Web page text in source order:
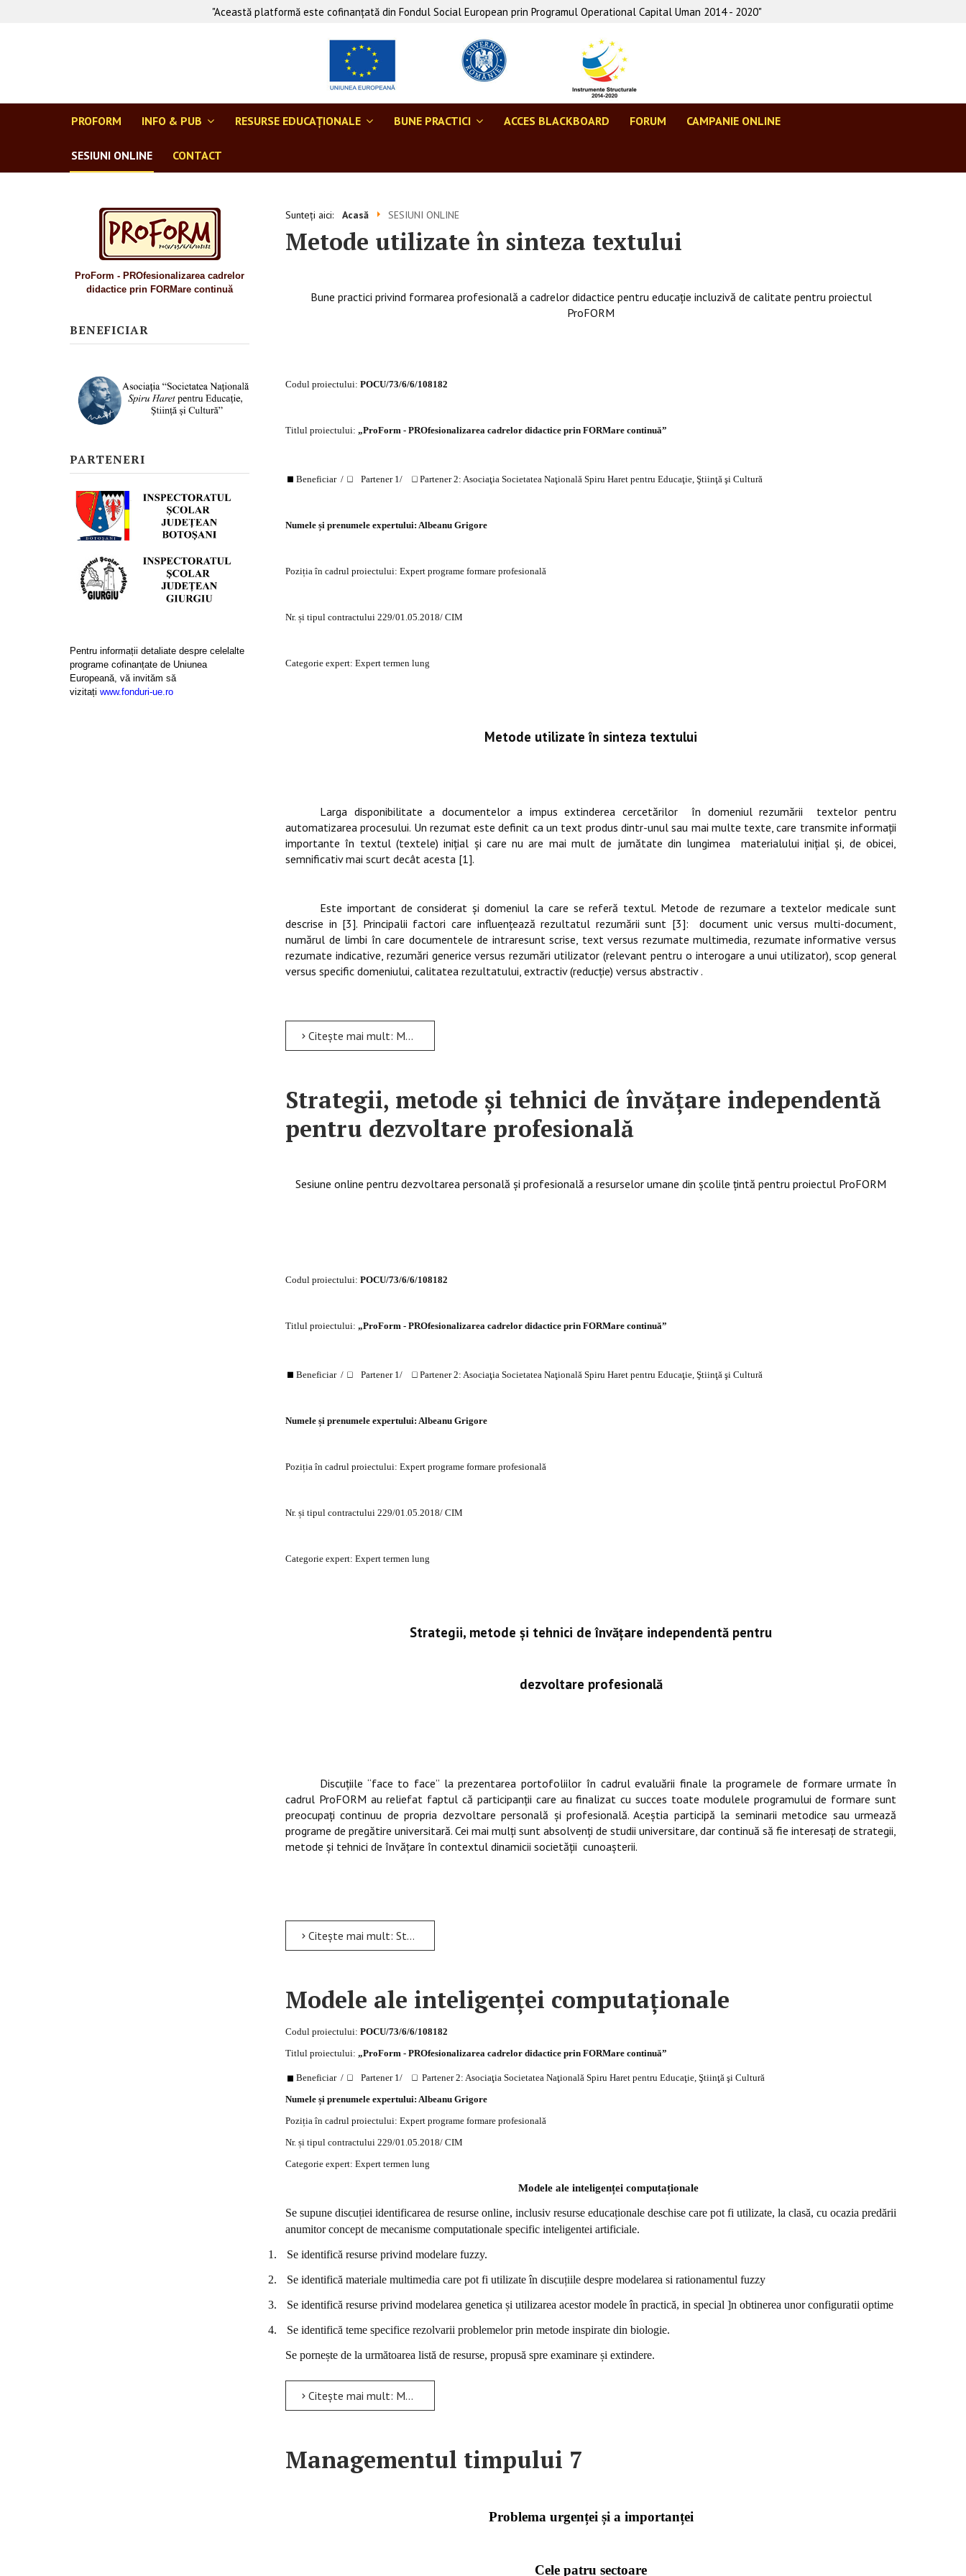
"Această platformă este cofinanţată din Fondul Social European prin Programul Operational Capital Uman 2014 - 2020"
PROFORM INFO & PUB RESURSE EDUCAŢIONALE BUNE PRACTICI ACCES BLACKBOARD FORUM CAMPANIE ONLINE
SESIUNI ONLINE CONTACT
ProForm - PROfesionalizarea cadrelor
didactice prin FORMare continuă
BENEFICIAR
PARTENERI
Pentru informații detaliate despre celelalte
programe cofinanțate de Uniunea
Europeană, vă invităm să
vizitați www.fonduri-ue.ro
Sunteți aici: Acasă SESIUNI ONLINE
Metode utilizate în sinteza textului
Bune practici privind formarea profesională a cadrelor didactice pentru educație incluzivă de calitate pentru proiectul
ProFORM
Codul proiectului: POCU/73/6/6/108182
Titlul proiectului: „ProForm - PROfesionalizarea cadrelor didactice prin FORMare continuă”
Beneficiar / Partener 1/ Partener 2: Asociaţia Societatea Naţională Spiru Haret pentru Educaţie, Ştiinţă şi Cultură
Numele și prenumele expertului: Albeanu Grigore
Poziția în cadrul proiectului: Expert programe formare profesională
Nr. și tipul contractului 229/01.05.2018/ CIM
Categorie expert: Expert termen lung
Metode utilizate în sinteza textului
Larga disponibilitate a documentelor a impus extinderea cercetărilor în domeniul rezumării
textelor pentru
automatizarea procesului. Un rezumat este definit ca un text produs dintr-unul sau mai multe texte, care transmite informații
importante în textul (textele) inițial și care nu are mai mult de jumătate din lungimea
materialului inițial și, de obicei,
semnificativ mai scurt decât acesta [1].
Este important de considerat şi domeniul la care se referă textul. Metode de rezumare a textelor medicale sunt
descrise in [3]. Principalii factori care influenţează rezultatul rezumării sunt [3]:
document unic versus multi-document,
numărul de limbi în care documentele de intraresunt scrise, text versus rezumate multimedia, rezumate informative versus
rezumate indicative, rezumări generice versus rezumări utilizator (relevant pentru o interogare a unui utilizator), scop general
versus specific domeniului, calitatea rezultatului, extractiv (reducţie) versus abstractiv .
Citește mai mult: Metode utilizate în sinteza textului
Strategii, metode şi tehnici de învăţare independentă
pentru dezvoltare profesională
Sesiune online pentru dezvoltarea personală și profesională a resurselor umane din școlile țintă pentru proiectul ProFORM
Codul proiectului: POCU/73/6/6/108182
Titlul proiectului: „ProForm - PROfesionalizarea cadrelor didactice prin FORMare continuă”
Beneficiar / Partener 1/ Partener 2: Asociaţia Societatea Naţională Spiru Haret pentru Educaţie, Ştiinţă şi Cultură
Numele și prenumele expertului: Albeanu Grigore
Poziția în cadrul proiectului: Expert programe formare profesională
Nr. și tipul contractului 229/01.05.2018/ CIM
Categorie expert: Expert termen lung
Strategii, metode şi tehnici de învăţare independentă pentru
dezvoltare profesională
Discuţiile “face to face” la prezentarea portofoliilor în cadrul evaluării finale la programele de formare urmate în
cadrul ProFORM au reliefat faptul că participanţii care au finalizat cu succes toate modulele programului de formare sunt
preocupaţi continuu de propria dezvoltare personală şi profesională. Aceştia participă la seminarii metodice sau urmează
programe de pregătire universitară. Cei mai mulţi sunt absolvenţi de studii universitare, dar continuă să fie interesaţi de strategii,
metode şi tehnici de învăţare în contextul dinamicii societăţii cunoaşterii.
Citește mai mult: Strategii, metode şi tehnici de învăţare independentă pentru dezvoltare profesională
Modele ale inteligenței computaționale
Codul proiectului: POCU/73/6/6/108182
Titlul proiectului: „ProForm - PROfesionalizarea cadrelor didactice prin FORMare continuă”
Beneficiar / Partener 1/ Partener 2: Asociaţia Societatea Naţională Spiru Haret pentru Educaţie, Ştiinţă şi Cultură
Numele și prenumele expertului: Albeanu Grigore
Poziția în cadrul proiectului: Expert programe formare profesională
Nr. și tipul contractului 229/01.05.2018/ CIM
Categorie expert: Expert termen lung
Modele ale inteligenței computaționale
Se supune discuției identificarea de resurse online, inclusiv resurse educaționale deschise care pot fi utilizate, la clasă, cu ocazia predării
anumitor concept de mecanisme computationale specific inteligentei artificiale.
1. Se identifică resurse privind modelare fuzzy.
2. Se identifică materiale multimedia care pot fi utilizate în discuțiile despre modelarea si rationamentul fuzzy
3. Se identifică resurse privind modelarea genetica și utilizarea acestor modele în practică, in special ]n obtinerea unor configuratii optime
4. Se identifică teme specifice rezolvarii problemelor prin metode inspirate din biologie.
Se pornește de la următoarea listă de resurse, propusă spre examinare și extindere.
Citește mai mult: Modele ale inteligenței computaționale
Managementul timpului 7
Problema urgenței și a importanței
Cele patru sectoare